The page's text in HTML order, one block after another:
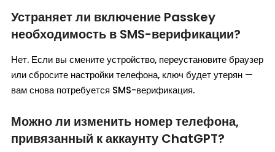
Устраняет ли включение Passkey
необходимость в SMS-верификации?
Нет. Если вы смените устройство, переустановите браузер
или сбросите настройки телефона, ключ будет утерян —
вам снова потребуется SMS-верификация.
Можно ли изменить номер телефона,
привязанный к аккаунту ChatGPT?